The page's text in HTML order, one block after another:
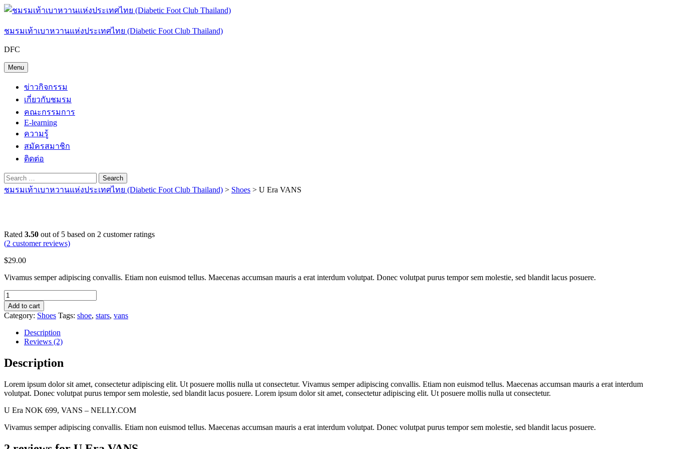
Skip
ชมรมเท้าเบาหวานแห่งประเทศไทย (Diabetic Foot Club Thailand)
DFC
Menu
ข่าวกิจกรรม
เกี่ยวกับชมรม
คณะกรรมการ
E-learning
ความรู้
สมัครสมาชิก
ติดต่อ
Search
Search
Close
Search
for:
Search
ชมรมเท้าเบาหวานแห่งประเทศไทย (Diabetic Foot Club Thailand) > Shoes > U Era VANS
Rated 3.50 out of 5 based on 2 customer ratings
(2 customer reviews)
$29.00
Vivamus semper adipiscing convallis. Etiam non euismod tellus. Maecenas accumsan mauris a erat interdum volutpat. Donec volutpat purus tempor sem molestie, sed blandit lacus posuere.
U
Era
VANS
quantity
Add to cart
Category: Shoes Tags: shoe, stars, vans
Description
Reviews (2)
Description
Lorem ipsum dolor sit amet, consectetur adipiscing elit. Ut posuere mollis nulla ut consectetur. Vivamus semper adipiscing convallis. Etiam non euismod tellus. Maecenas accumsan mauris a erat interdum
volutpat. Donec volutpat purus tempor sem molestie, sed blandit lacus posuere. Lorem ipsum dolor sit amet, consectetur adipiscing elit. Ut posuere mollis nulla ut consectetur.
U Era NOK 699, VANS – NELLY.COM
Vivamus semper adipiscing convallis. Etiam non euismod tellus. Maecenas accumsan mauris a erat interdum volutpat. Donec volutpat purus tempor sem molestie, sed blandit lacus posuere.